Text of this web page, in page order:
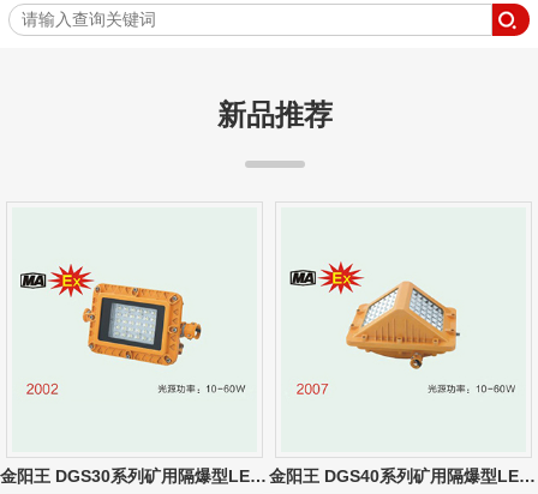
新品推荐
金阳王 DGS30系列矿用隔爆型LED巷道灯 金阳王 DGS40系列矿用隔爆型LED巷道灯